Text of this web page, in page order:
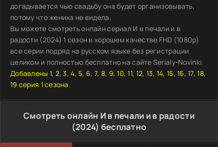
догадывается чью свадьбу она будет организовывать,
потому что жениха не видела.
Вы можете смотреть онлайн сериал И в печали и в
радости (2024) 1 сезон в хорошем качестве FHD (1080p)
все серии подряд на русском языке без регистрации
целиком и полностью бесплатно на сайте Serialy-Novinki.
Добавлены 1, 2, 3, 4, 5, 6, 7, 8, 9, 10, 11, 12, 13, 14, 15, 16, 17, 18,
19 серия 1 сезона.
Смотреть онлайн И в печали и в радости
(2024) бесплатно